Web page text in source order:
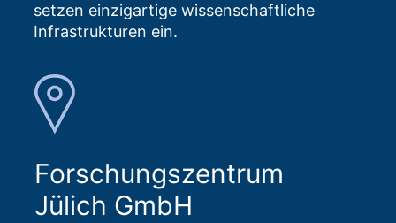
setzen einzigartige wissenschaftliche
Infrastrukturen ein.
Forschungszentrum
Jülich GmbH